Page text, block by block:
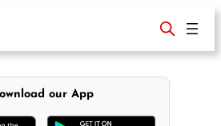
our App